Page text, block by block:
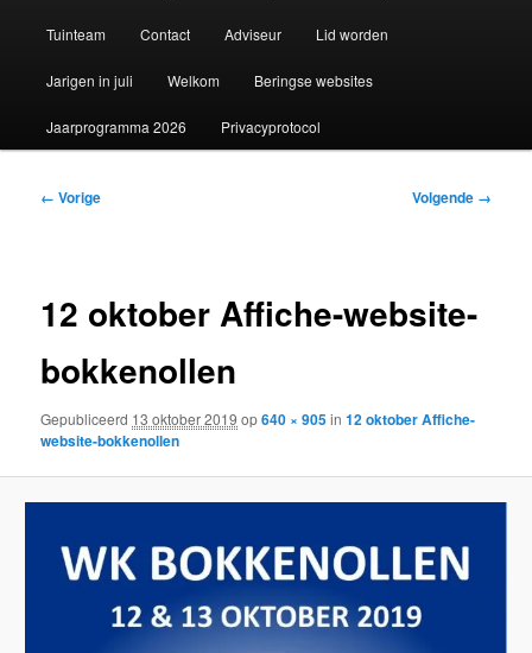
Tuinteam Contact Adviseur Lid worden
Jarigen in juli Welkom Beringse websites
Jaarprogramma 2026 Privacyprotocol
Afbeeldingsnavigatie
← Vorige Volgende →
12 oktober Affiche-website-
bokkenollen
Gepubliceerd 13 oktober 2019 op640 × 905in12 oktober Affiche-
website-bokkenollen